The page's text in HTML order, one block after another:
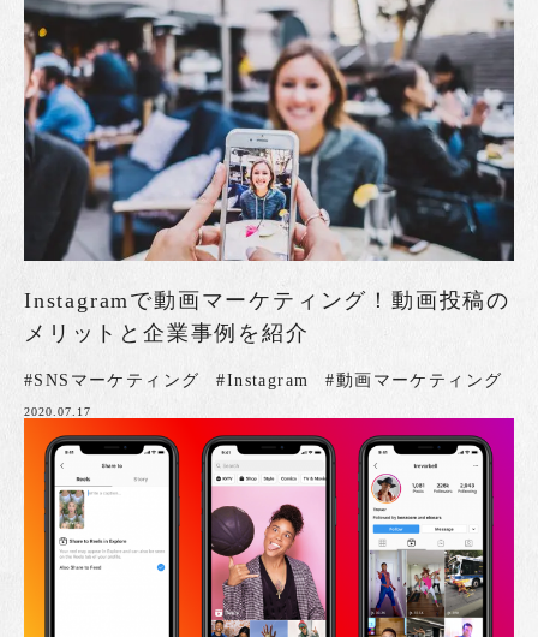
Instagramで動画マーケティング！動画投稿の
メリットと企業事例を紹介
#SNSマーケティング #Instagram #動画マーケティング
2020.07.17